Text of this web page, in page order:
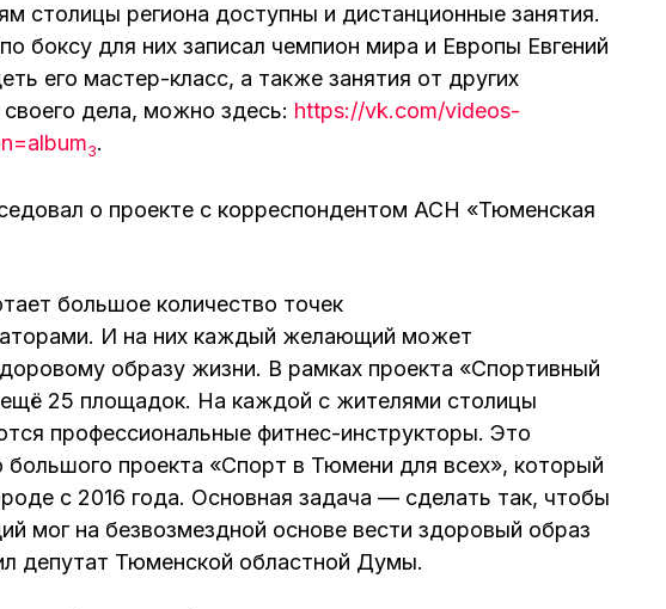
столицы региона доступны и дистанционные занятия.
боксу для них записал чемпион мира и Европы Евгений
его мастер-класс, а также занятия от других
дела, можно здесь: https://vk.com/videos-
3.
о проекте с корреспондентом АСН «Тюменская
большое количество точек
И на них каждый желающий может
образу жизни. В рамках проекта «Спортивный
25 площадок. На каждой с жителями столицы
профессиональные фитнес-инструкторы. Это
большого проекта «Спорт в Тюмени для всех», который
с 2016 года. Основная задача — сделать так, чтобы
мог на безвозмездной основе вести здоровый образ
депутат Тюменской областной Думы.